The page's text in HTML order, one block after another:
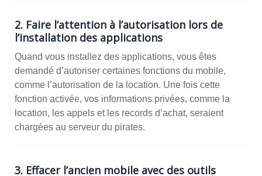
2. Faire l’attention à l’autorisation lors de
l’installation des applications
Quand vous installez des applications, vous êtes
demandé d’autoriser certaines fonctions du mobile,
comme l’autorisation de la location. Une fois cette
fonction activée, vos informations privées, comme la
location, les appels et les records d’achat, seraient
chargées au serveur du pirates.
3. Effacer l’ancien mobile avec des outils